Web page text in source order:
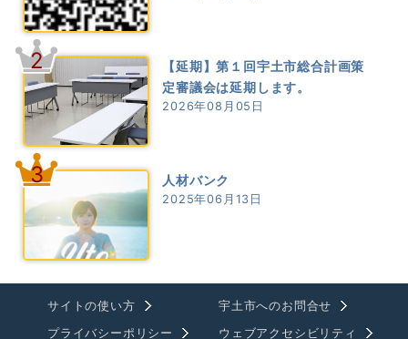
2
【延期】第１回宇土市総合計画策
定審議会は延期します。
2026年08月05日
3 人材バンク
2025年06月13日
サイトの使い方
宇土市へのお問合せ
プライバシーポリシー
ウェブアクセシビリティ